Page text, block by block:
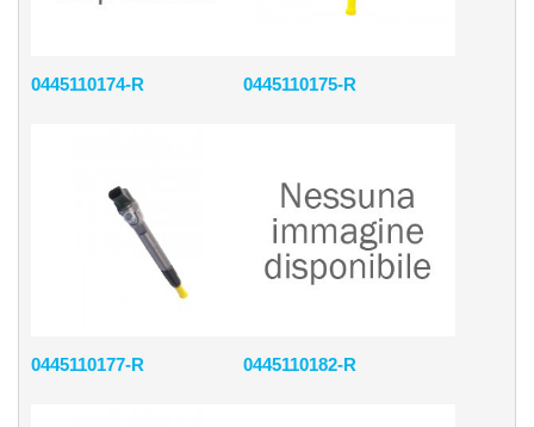
0445110174-R 0445110175-R
0445110177-R 0445110182-R